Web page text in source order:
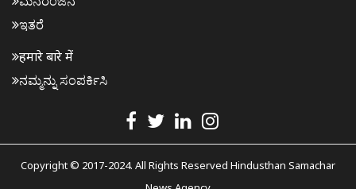
ಇತರೆ
हमारे बारे में
ನಮ್ಮನ್ನು ಸಂಪರ್ಕಿಸಿ
Copyright © 2017-2024. All Rights Reserved Hindusthan Samachar